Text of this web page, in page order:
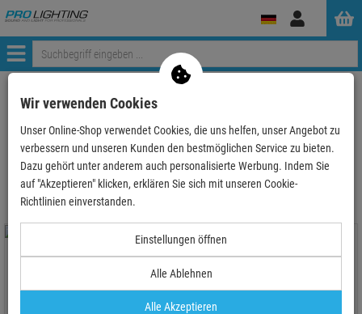
Anmelden
Menü
ProLighting LEE-Filter
LEE-Filter
Wir verwenden Cookies
Unser Online-Shop verwendet Cookies, die uns helfen, unser Angebot zu
verbessern und unseren Kunden den bestmöglichen Service zu bieten.
Dazu gehört unter anderem auch personalisierte Werbung. Indem Sie
auf "Akzeptieren" klicken, erklären Sie sich mit unseren Cookie-
Richtlinien einverstanden.
Einstellungen öffnen
Alle Ablehnen
Alle Akzeptieren